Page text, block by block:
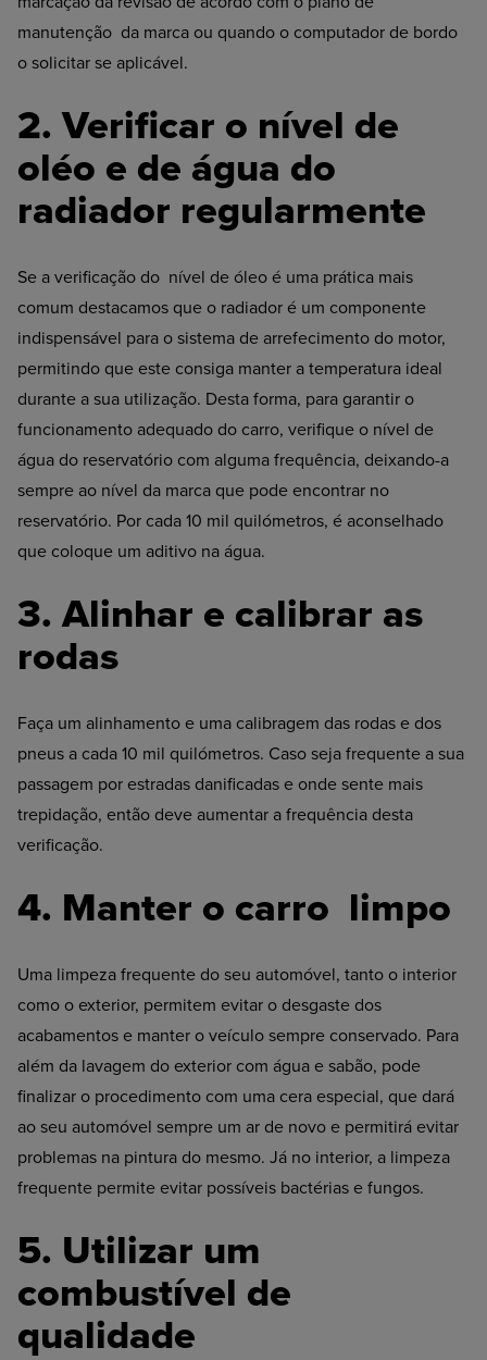
manutenção da marca ou quando o computador de bordo
o solicitar se aplicável.
2. Verificar o nível de
oléo e de água do
radiador regularmente
Se a verificação do nível de óleo é uma prática mais
comum destacamos que o radiador é um componente
indispensável para o sistema de arrefecimento do motor,
permitindo que este consiga manter a temperatura ideal
durante a sua utilização. Desta forma, para garantir o
funcionamento adequado do carro, verifique o nível de
água do reservatório com alguma frequência, deixando-a
sempre ao nível da marca que pode encontrar no
reservatório. Por cada 10 mil quilómetros, é aconselhado
que coloque um aditivo na água.
3. Alinhar e calibrar as
rodas
Faça um alinhamento e uma calibragem das rodas e dos
pneus a cada 10 mil quilómetros. Caso seja frequente a sua
passagem por estradas danificadas e onde sente mais
trepidação, então deve aumentar a frequência desta
verificação.
4. Manter o carro limpo
Uma limpeza frequente do seu automóvel, tanto o interior
como o exterior, permitem evitar o desgaste dos
acabamentos e manter o veículo sempre conservado. Para
além da lavagem do exterior com água e sabão, pode
finalizar o procedimento com uma cera especial, que dará
ao seu automóvel sempre um ar de novo e permitirá evitar
problemas na pintura do mesmo. Já no interior, a limpeza
frequente permite evitar possíveis bactérias e fungos.
5. Utilizar um
combustível de
qualidade